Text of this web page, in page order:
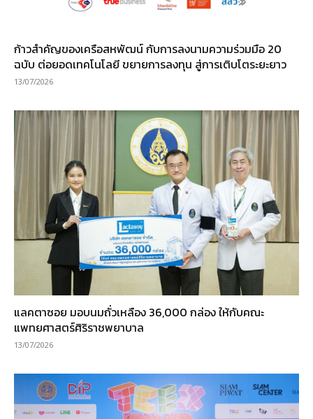
ก้าวสำคัญของเครือสหพัฒน์ กับการลงนามความร่วมมือ 20
ฉบับ ต่อยอดเทคโนโลยี ขยายการลงทุน สู่การเติบโตระยะยาว
13/07/2026
แลคตาซอย มอบนมถั่วเหลือง 36,000 กล่อง ให้กับคณะ
แพทยศาสตร์ศิริราชพยาบาล
13/07/2026